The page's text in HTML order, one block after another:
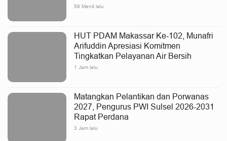
58 Menit lalu
HUT PDAM Makassar Ke-102, Munafri
Arifuddin Apresiasi Komitmen
Tingkatkan Pelayanan Air Bersih
1 Jam lalu
Matangkan Pelantikan dan Porwanas
2027, Pengurus PWI Sulsel 2026-2031
Rapat Perdana
3 Jam lalu